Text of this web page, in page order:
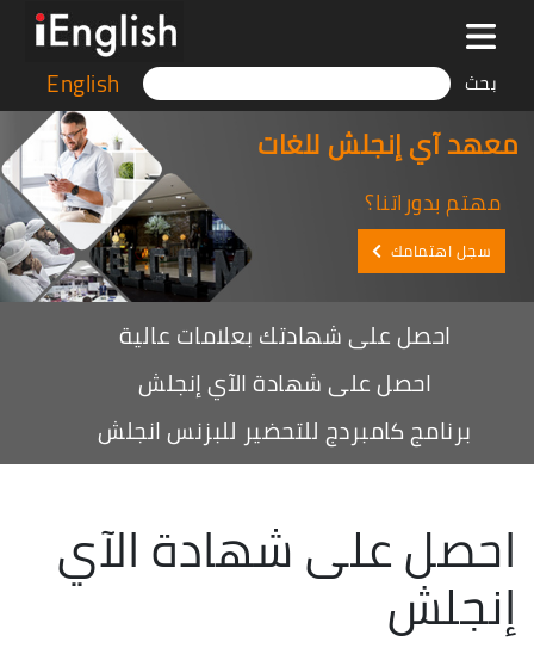
بحث English
معهد آي إنجلش للغات
مهتم بدوراتنا؟
سجل اهتمامك
احصل على شهادتك بعلامات عالية
احصل على شهادة الآي إنجلش
برنامج كامبردج للتحضير للبزنس انجلش
احصل على شهادة الآي
إنجلش